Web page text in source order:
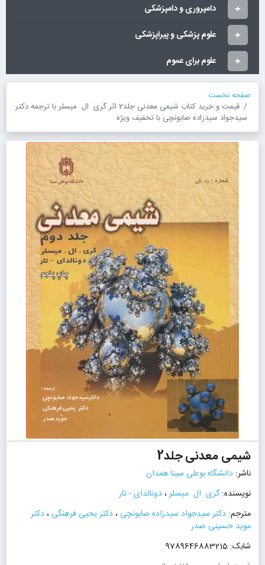
دامپروری و دامپزشکی
علوم پزشکی و پیراپزشکی
علوم برای عموم
صفحه نخست
قیمت و خرید کتاب شیمی معدنی جلد2 اثر گری. ال. میسلر با ترجمه دکتر
سیدجواد سیدزاده صابونچی با تخفیف ویژه
شیمی معدنی جلد2
ناشر: دانشگاه بوعلی سینا همدان
نویسنده:گری. ال. میسلر،دونالدای - تار
مترجم: دکتر سیدجواد سیدزاده صابونچی ،دکتر یحیی فرهنگی ،دکتر
موید حسینی صدر
شابک: 9789646883215